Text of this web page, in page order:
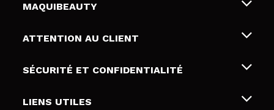
MAQUIBEAUTY
Qui sommes nous
Cartes-cadeaux
ATTENTION AU CLIENT
Livraison & retour
Modes de paiement
SÉCURITÉ ET CONFIDENTIALITÉ
Conditions et confidentialité
LIENS UTILES